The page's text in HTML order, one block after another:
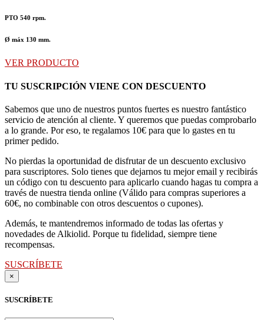
PTO 540 rpm.
Ø máx 130 mm.
VER PRODUCTO
TU SUSCRIPCIÓN VIENE CON DESCUENTO
Sabemos que uno de nuestros puntos fuertes es nuestro fantástico
servicio de atención al cliente. Y queremos que puedas comprobarlo
a lo grande. Por eso, te regalamos 10€ para que lo gastes en tu
primer pedido.
No pierdas la oportunidad de disfrutar de un descuento exclusivo
para suscriptores. Solo tienes que dejarnos tu mejor email y recibirás
un código con tu descuento para aplicarlo cuando hagas tu compra a
través de nuestra tienda online (Válido para compras superiores a
60€, no combinable con otros descuentos o cupones).
Además, te mantendremos informado de todas las ofertas y
novedades de Alkiolid. Porque tu fidelidad, siempre tiene
recompensas.
SUSCRÍBETE
×
SUSCRÍBETE